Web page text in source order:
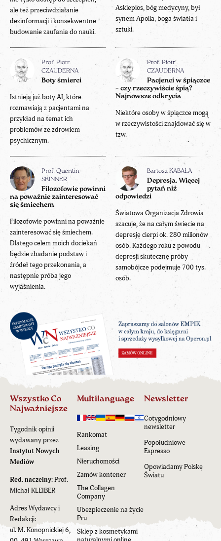
ale też przeciwdziałanie
dezinformacji i konsekwentne
budowanie zaufania do nauki.
Asklepios, bóg medycyny, był
synem Apolla, boga światła i
sztuki.
Prof. Piotr
CZAUDERNA
Boty śmierci
Istnieją już boty AI, które
rozmawiają z pacjentami na
przykład na temat ich
problemów ze zdrowiem
psychicznym.
Prof. Piotr
CZAUDERNA
Pacjenci w śpiączce
– czy rzeczywiście śpią?
Najnowsze odkrycia
Niektóre osoby w śpiączce mogą
w rzeczywistości znajdować się w
tzw.
Prof. Quentin
SKINNER
Filozofowie powinni
na poważnie zainteresować
się śmiechem
Filozofowie powinni na poważnie
zainteresować się śmiechem.
Dlatego celem moich dociekań
będzie zbadanie podstaw i
źródeł tego przekonania, a
następnie próba jego
wyjaśnienia.
Bartosz KABAŁA
Depresja. Więcej
pytań niż
odpowiedzi
Światowa Organizacja Zdrowia
szacuje, że na całym świecie na
depresję cierpi ok. 280 milionów
osób. Każdego roku z powodu
depresji skuteczne próby
samobójcze podejmuje 700 tys.
osób.
Wszystko Co
Najważniejsze
Tygodnik opinii
wydawany przez
Instytut Nowych
Mediów
Red. naczelny:Prof.
Michał KLEIBER
Adres Wydawcy i
Redakcji:
ul. M. Konopnickiej 6,
Multilanguage
Rankomat
Leasing
Nieruchomości
Zamów kontener
The Collagen
Company
Ubezpieczenie na życie
Pru
Sklep z kosmetykami
Newsletter
Cotygodniowy
newsletter
Popołudniowe
Espresso
Opowiadamy Polskę
Światu